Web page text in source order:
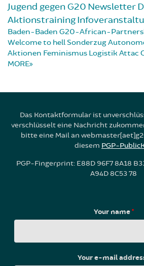
Jugend gegen G20 Newsletter
Aktionstraining
Baden-Baden G20-African-
Welcome to hellSonderzug
Aktionen Feminismus Logistik Attac
MORE
Das Kontaktformular ist
verschlüsselt eine Nachricht
bitte eine Mail an
diesem PGP-
PGP-Fingerprint: E88D 96F7 8A18
A94D 8C53 78
Your name*
Your e-mail